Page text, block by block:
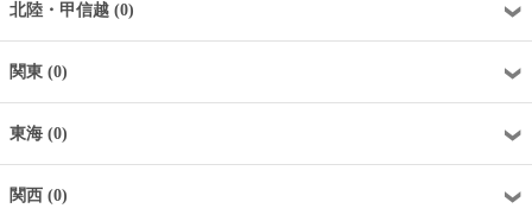
北陸・甲信越 (0)
関東 (0)
東海 (0)
関西 (0)